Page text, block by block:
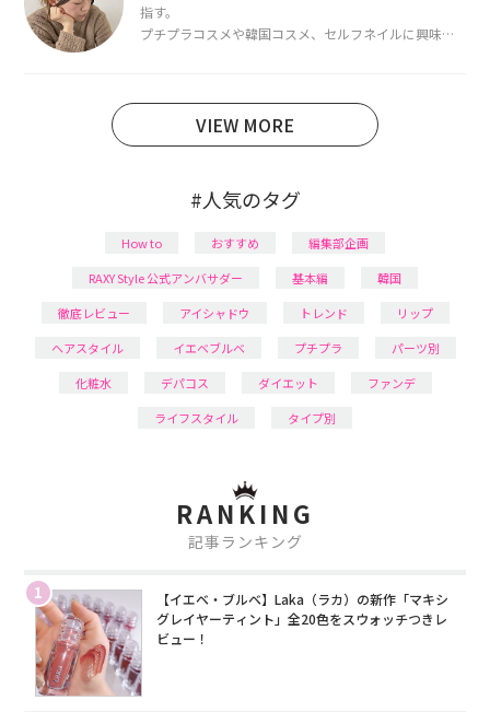
指す。
プチプラコスメや韓国コスメ、セルフネイルに興味が
日本化粧品検定1級保有。
VIEW MORE
#人気のタグ
How to おすすめ
編集部企画
RAXY Style 公式アンバサダー
基本編
韓国
徹底レビュー
アイシャドウ トレンド
リップ
ヘアスタイル
イエベブルベ プチプラ
パーツ別
化粧水
デパコス ダイエット
ファンデ
ライフスタイル
タイプ別
RANKING
記事ランキング
1
【イエベ・ブルベ】Laka（ラカ）の新作「マキシ
グレイヤーティント」全20色をスウォッチつきレ
ビュー！